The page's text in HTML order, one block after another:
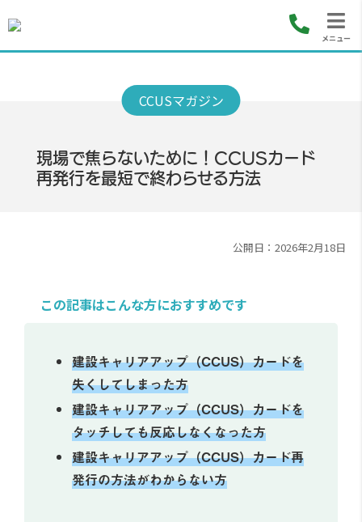
メニュー
現場で焦らないために！CCUSカード
再発行を最短で終わらせる方法
公開日：2026年2月18日
この記事はこんな方におすすめです
建設キャリアアップ（CCUS）カードを
失くしてしまった方
建設キャリアアップ（CCUS）カードを
タッチしても反応しなくなった方
建設キャリアアップ（CCUS）カード再
発行の方法がわからない方